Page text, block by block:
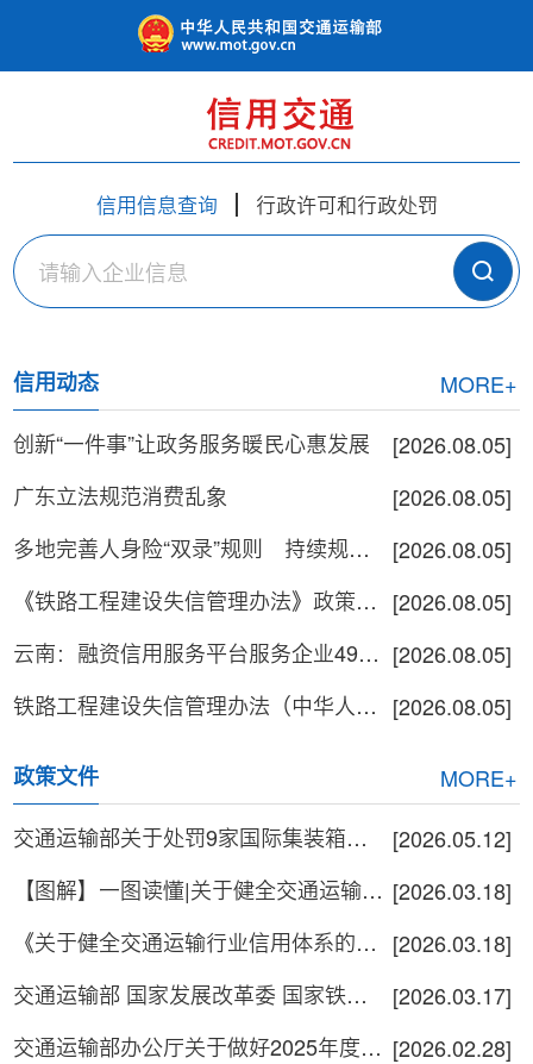
信用信息查询 行政许可和行政处罚
搜 索
信用动态
MORE+
创新“一件事”让政务服务暖民心惠发展
[2026.08.05]
广东立法规范消费乱象
[2026.08.05]
多地完善人身险“双录”规则 持续规范保险销售行为
[2026.08.05]
《铁路工程建设失信管理办法》政策解读
[2026.08.05]
云南：融资信用服务平台服务企业49.29万家 [2026.08.05]
铁路工程建设失信管理办法（中华人民共和国交通运输部令2026年第15号）
[2026.08.05]
政策文件
MORE+
交通运输部关于处罚9家国际集装箱班轮运输公司和7家无船承运业务经营者的通告
[2026.05.12]
【图解】一图读懂|关于健全交通运输行业信用体系的实施意见 [2026.03.18]
《关于健全交通运输行业信用体系的实施意见》解读
[2026.03.18]
交通运输部 国家发展改革委 国家铁路局 中国民用航空局 国家邮政局关于健全交...
[2026.03.17]
交通运输部办公厅关于做好2025年度水运工程设计、施工和监理信用评价工作的通知 [2026.02.28]